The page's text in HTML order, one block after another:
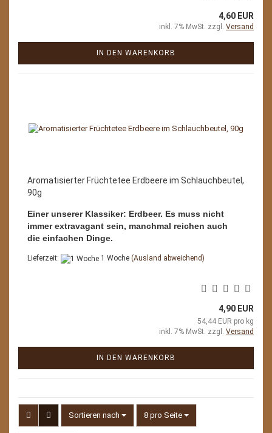
4,60 EUR
inkl. 7% MwSt. zzgl. Versand
IN DEN WARENKORB
Aromatisierter Früchtetee Erdbeere im Schlauchbeutel,
90g
Einer unserer Klassiker: Erdbeer. Es muss nicht
immer extravagant sein, manchmal reichen auch
die einfachen Dinge.
Lieferzeit: 1 Woche (Ausland abweichend)
4,90 EUR
54,44 EUR pro kg
inkl. 7% MwSt. zzgl. Versand
IN DEN WARENKORB
Sortieren nach
Sortieren nach 8 pro Seite
pro Seite